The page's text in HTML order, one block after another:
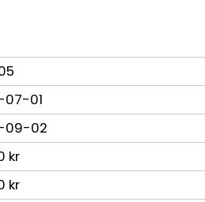
01
09-02
kr
kr